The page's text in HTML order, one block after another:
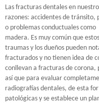
Las fracturas dentales en
razones: accidentes de tránsito,
o problemas conductuales
madera. Es muy común que
traumas y los dueños pueden
fracturados y no tienen idea de
conllevan a fracturas de corona,
así que para evaluar
radiografías dentales, de esta
patológicas y se establece un